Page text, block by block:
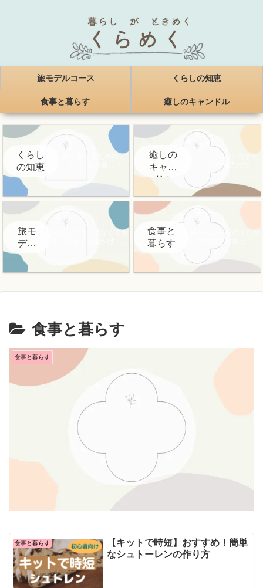
旅モデルコース くらしの知恵
食事と暮らす 癒しのキャンドル
くらし
の知恵
賢く暮らすためのア
癒しの
キャン
ドル
ハンドメイドのキャ
ンドルの魅力がたく
さん！
旅モ
デル
コー
ス
お金をかけすぎなくても
食事と
暮らす
暮らしがトキめくため
の食事をお届け！
食事と暮らす
食事と暮らす
食事と暮らす
【キットで時短】おすすめ！簡単
なシュトーレンの作り方